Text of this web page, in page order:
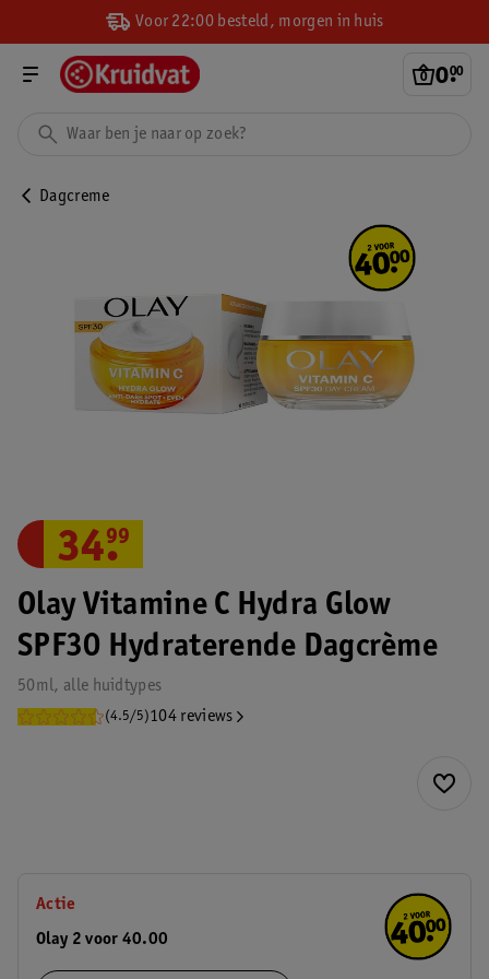
Voor 22:00 besteld, morgen in huis
0.
00
Dagcreme
Olay Vitamine C Hydra Glow
SPF30 Hydraterende Dagcrème
50ml, alle huidtypes
(4.5/5)104 reviews
34.
99
Actie
Olay 2 voor 40.00